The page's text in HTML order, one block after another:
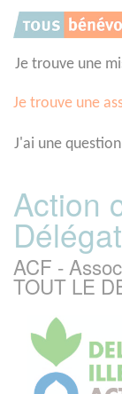
Je trouve une
Je trouve une
J'ai une question
Action
ACF -
TOUT LE
Panneau de gestion